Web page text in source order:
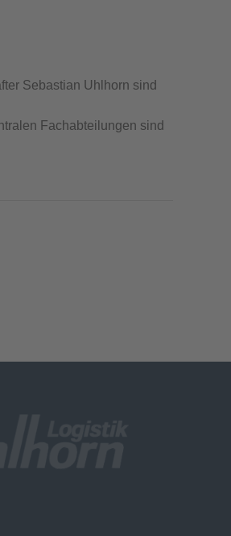
Sebastian Uhlhorn sind
Fachabteilungen sind